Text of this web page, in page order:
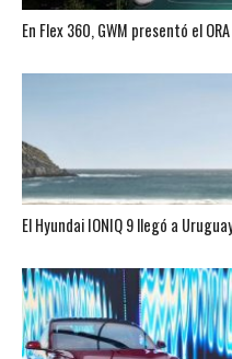
En Flex 360, GWM presentó el
El Hyundai IONIQ 9 llegó a